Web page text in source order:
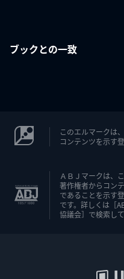
ブックとの一致
このエルマークは
コンテンツを示す
ＡＢＪマークは、
著作権者からコン
であることを示す
です。詳しくは［
協議会］で検索して